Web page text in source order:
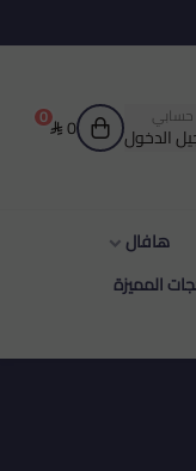
0 0